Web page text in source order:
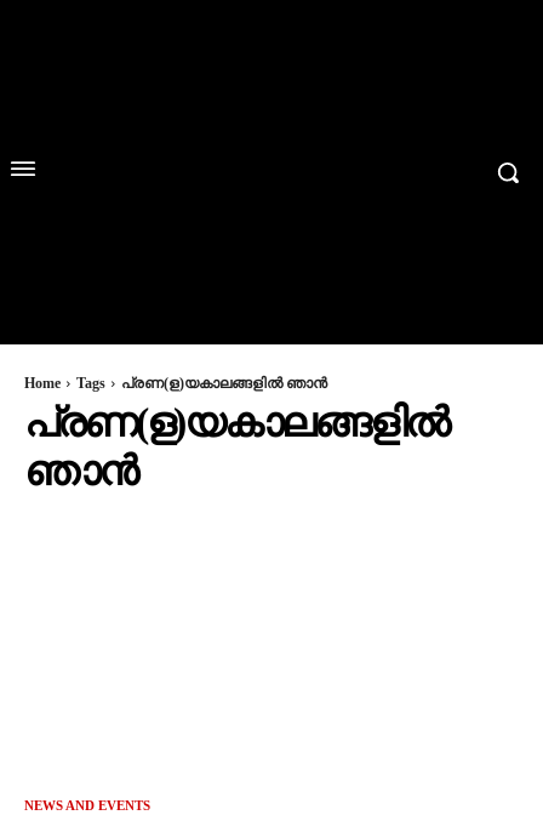
Home Tags പ്രണ(ള)യകാലങ്ങളിൽ ഞാൻ
പ്രണ(ള)യകാലങ്ങളിൽ
ഞാൻ
NEWS AND EVENTS